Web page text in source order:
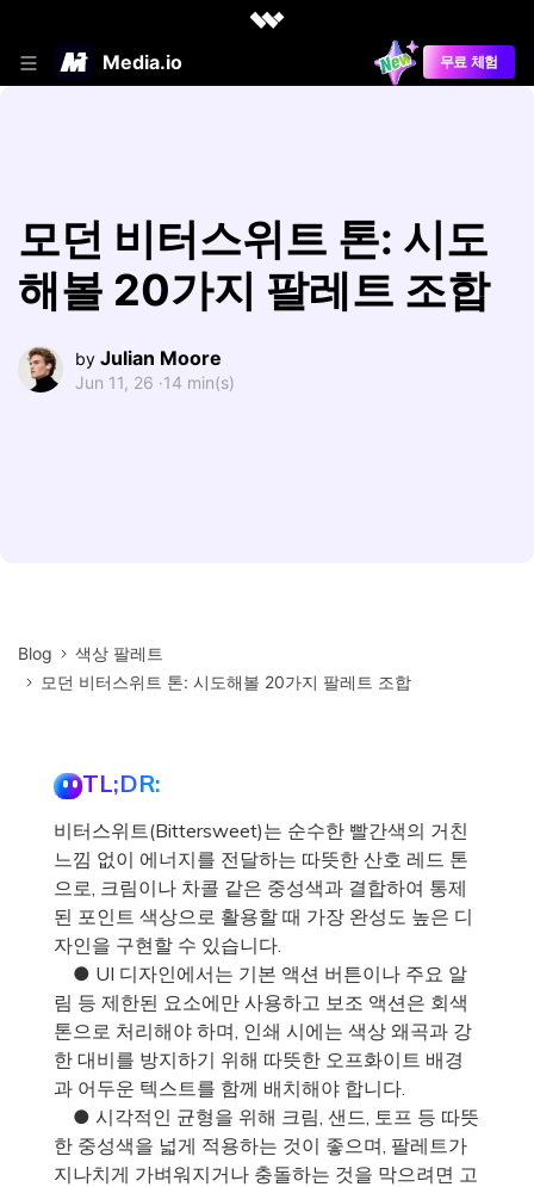
Media.io 무료 체험
모던 비터스위트 톤: 시도
해볼 20가지 팔레트 조합
by Julian Moore
Jun 11, 26 ·14 min(s)
Blog
색상 팔레트
모던 비터스위트 톤: 시도해볼 20가지 팔레트 조합
TL;DR:
비터스위트(Bittersweet)는 순수한 빨간색의 거친
느낌 없이 에너지를 전달하는 따뜻한 산호 레드 톤
으로, 크림이나 차콜 같은 중성색과 결합하여 통제
된 포인트 색상으로 활용할 때 가장 완성도 높은 디
자인을 구현할 수 있습니다.
● UI 디자인에서는 기본 액션 버튼이나 주요 알
림 등 제한된 요소에만 사용하고 보조 액션은 회색
톤으로 처리해야 하며, 인쇄 시에는 색상 왜곡과 강
한 대비를 방지하기 위해 따뜻한 오프화이트 배경
과 어두운 텍스트를 함께 배치해야 합니다.
● 시각적인 균형을 위해 크림, 샌드, 토프 등 따뜻
한 중성색을 넓게 적용하는 것이 좋으며, 팔레트가
지나치게 가벼워지거나 충돌하는 것을 막으려면 고